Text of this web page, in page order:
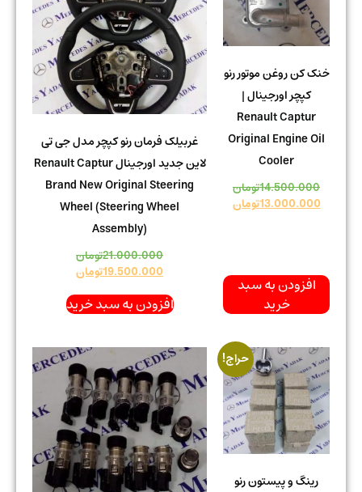
خنک کن روغن موتور رنو
کپچر اورجینال |
Renault Captur
Original Engine Oil
Cooler
14.500.000تومان
13.000.000تومان
افزودن به سبد
غربیلک فرمان رنو کپچر مدل جی تی
لاین جدید اورجینال Renault Captur
Brand New Original Steering
Wheel (Steering Wheel
Assembly)
21.000.000تومان
19.500.000تومان
افزودن به سبد خرید
حراج!
رینگ و پیستون رنو